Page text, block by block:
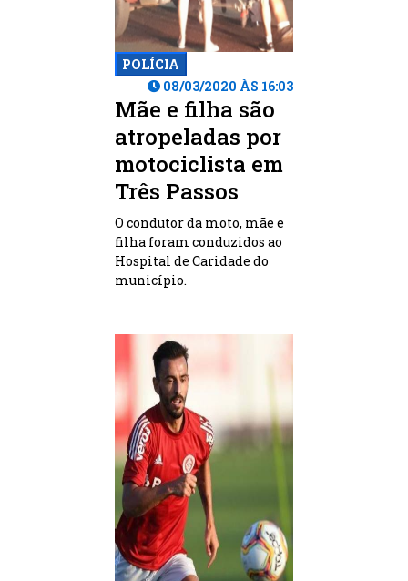
POLÍCIA
08/03/2020 ÀS 16:03
Mãe e filha são
atropeladas por
motociclista em
Três Passos
O condutor da moto, mãe e
filha foram conduzidos ao
Hospital de Caridade do
município.